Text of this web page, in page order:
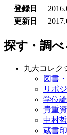
登録日
更新日
探す・調べ
九大コレク
図書
リポ
学位
貴重
中村
蔵書